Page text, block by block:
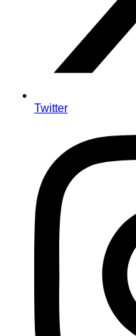
Twitter